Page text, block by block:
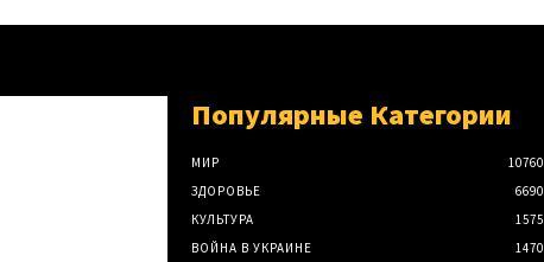
Популярные Категории
МИР
10760
ЗДОРОВЬЕ
6690
КУЛЬТУРА
1575
ВОЙНА В УКРАИНЕ
1470